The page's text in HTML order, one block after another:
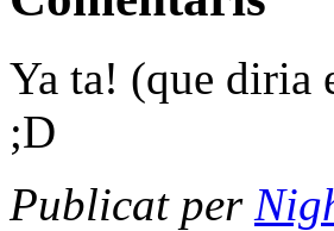
Ya ta! (que diria
;D
Publicat per